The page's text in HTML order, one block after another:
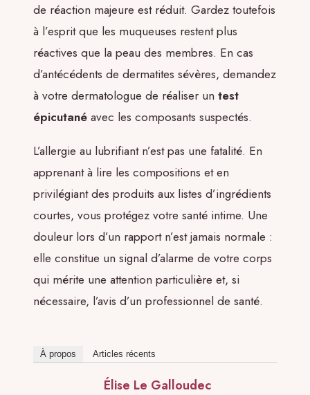
de réaction majeure est réduit. Gardez toutefois
à l’esprit que les muqueuses restent plus
réactives que la peau des membres. En cas
d’antécédents de dermatites sévères, demandez
à votre dermatologue de réaliser un test
épicutané avec les composants suspectés.
L’allergie au lubrifiant n’est pas une fatalité. En
apprenant à lire les compositions et en
privilégiant des produits aux listes d’ingrédients
courtes, vous protégez votre santé intime. Une
douleur lors d’un rapport n’est jamais normale :
elle constitue un signal d’alarme de votre corps
qui mérite une attention particulière et, si
nécessaire, l’avis d’un professionnel de santé.
À propos Articles récents
Élise Le Galloudec